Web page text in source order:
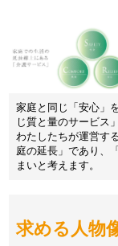
家庭と同じ「安心」
じ質と量のサービス
わたしたちが運営す
庭の延長」であり、
まいと考えます。
求める人物